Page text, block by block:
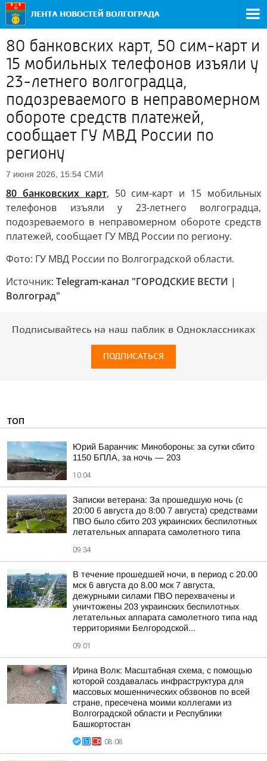
80 банковских карт, 50 сим-карт и
15 мобильных телефонов изъяли у
23-летнего волгоградца,
подозреваемого в неправомерном
обороте средств платежей,
сообщает ГУ МВД России по
региону
7 июня 2026, 15:54 СМИ
80 банковских карт, 50 сим-карт и 15 мобильных
телефонов изъяли у 23-летнего волгоградца,
подозреваемого в неправомерном обороте средств
платежей, сообщает ГУ МВД России по региону.
Фото: ГУ МВД России по Волгоградской области.
Источник: Telegram-канал "ГОРОДСКИЕ ВЕСТИ |
Волгоград"
Подписывайтесь на наш паблик в Одноклассниках
ПОДПИСАТЬСЯ
ТОП
Юрий Баранчик: Минобороны: за сутки сбито
1150 БПЛА, за ночь — 203
10:04
Записки ветерана: За прошедшую ночь (с
20:00 6 августа до 8:00 7 августа) средствами
ПВО было сбито 203 украинских беспилотных
летательных аппарата самолетного типа
09:34
В течение прошедшей ночи, в период с 20.00
мск 6 августа до 8.00 мск 7 августа,
дежурными силами ПВО перехвачены и
уничтожены 203 украинских беспилотных
летательных аппарата самолетного типа над
территориями Белгородской...
09:01
Ирина Волк: Масштабная схема, с помощью
которой создавалась инфраструктура для
массовых мошеннических обзвонов по всей
стране, пресечена моими коллегами из
Волгоградской области и Республики
Башкортостан
08:08